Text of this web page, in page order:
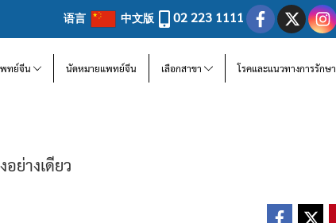
语言 中文版 02 223 1111
ทย์จีน นัดหมายแพทย์จีน เลือกสาขา โรคและแนวทางการรักษา
ย่างเดียว